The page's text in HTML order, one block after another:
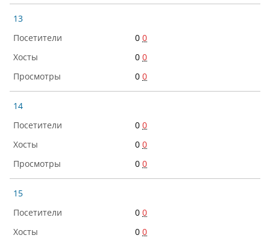
13
0 0
0 0
0 0
14
0 0
0 0
0 0
15
0 0
0 0